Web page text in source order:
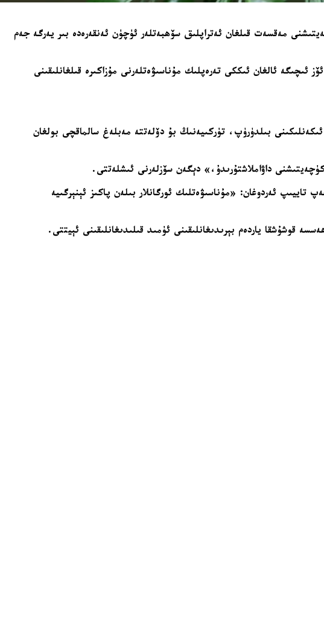
مەقسەت قىلغان ئەتراپلىق سۆھبەتلەر ئۈچۈن ئەنقەرەدە بىر يەرگە جەم
ئىچىگە ئالغان ئىككى تەرەپلىك مۇناسىۋەتلەرنى مۇزاكىرە قىلغانلىقىنى
دوللاردىن ئاشقانلىقىنى، نىشاننىڭ بۇنى 15 مىليارد دوللارغا چىقىرىش ئىكەنلىكىنى بىلدۈرۈپ، تۈركىيەنىڭ بۇ دۆلەتتە مەبلەغ سالماقچى بولغان
داۋاملاشتۇرىدۇ،» دېگەن سۆزلەرنى ئىشلەتتى.
تاييىپ ئەردوغان: «مۇناسىۋەتلىك ئورگانلار بىلەن پاكىز ئېنېرگىيە
قوشۇشقا ياردەم بېرىدىغانلىقىنى ئۈمىد قىلىدىغانلىقىنى ئېيتتى.